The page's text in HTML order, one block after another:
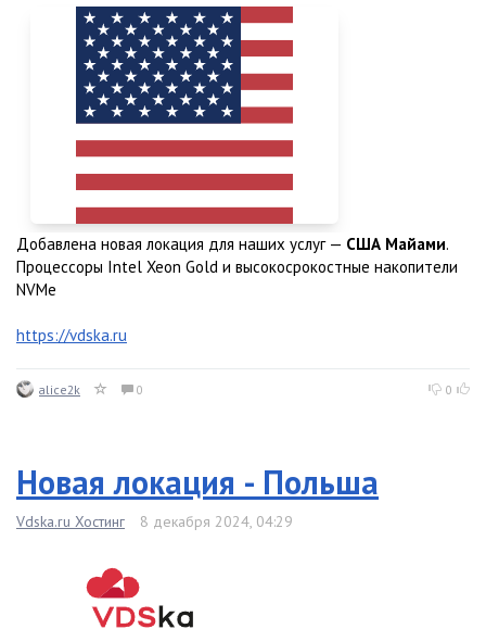
Добавлена новая локация для наших услуг — США Майами.
Процессоры Intel Xeon Gold и высокосрокостные накопители
NVMe
https://vdska.ru
alice2k 0 0
Новая локация - Польша
Vdska.ru Хостинг 8 декабря 2024, 04:29